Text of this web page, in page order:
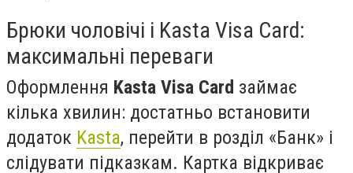
Брюки чоловічі і Kasta Visa Card:
максимальні переваги
Оформлення Kasta Visa Card займає
кілька хвилин: достатньо встановити
додаток Kasta, перейти в розділ «Банк» і
слідувати підказкам. Картка відкриває